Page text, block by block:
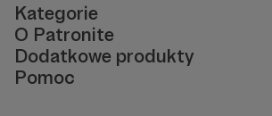
Kategorie
O Patronite
Dodatkowe produkty
Pomoc